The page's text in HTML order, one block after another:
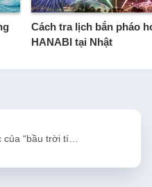
Cách tra lịch bắn pháo
HANABI tại Nhật
của “bầu trời tí…